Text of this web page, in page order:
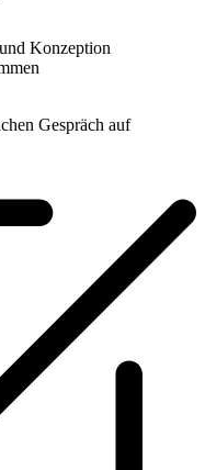
Konzeption
Gespräch auf